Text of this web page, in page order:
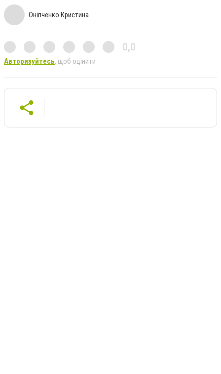
Оніпченко Кристина
0,0
Авторизуйтесь, щоб оцінити